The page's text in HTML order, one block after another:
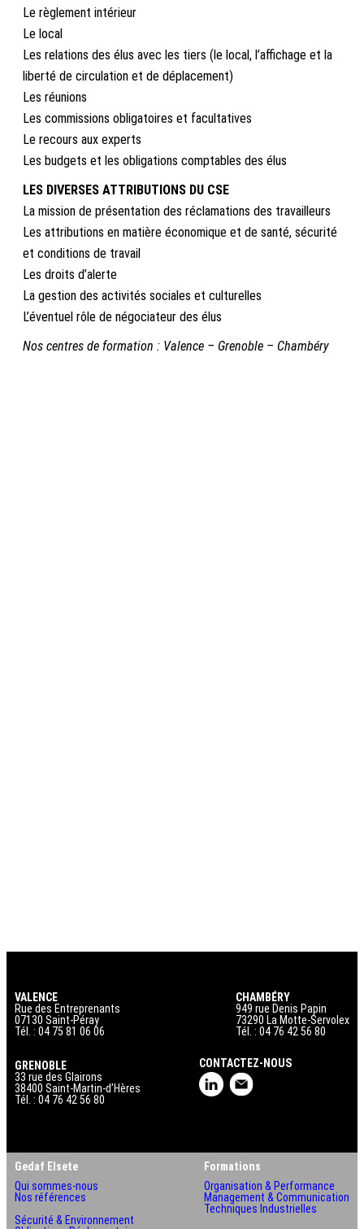
Le règlement intérieur
Le local
Les relations des élus avec les tiers (le local, l’affichage et la
liberté de circulation et de déplacement)
Les réunions
Les commissions obligatoires et facultatives
Le recours aux experts
Les budgets et les obligations comptables des élus
LES DIVERSES ATTRIBUTIONS DU CSE
La mission de présentation des réclamations des travailleurs
Les attributions en matière économique et de santé, sécurité
et conditions de travail
Les droits d’alerte
La gestion des activités sociales et culturelles
L’éventuel rôle de négociateur des élus
Nos centres de formation : Valence – Grenoble – Chambéry
VALENCE
Rue des Entreprenants
07130 Saint-Péray
Tél. : 04 75 81 06 06
CHAMBÉRY
949 rue Denis Papin
73290 La Motte-Servolex
Tél. : 04 76 42 56 80
GRENOBLE
33 rue des Glairons
38400 Saint-Martin-d’Hères
Tél. : 04 76 42 56 80
CONTACTEZ-NOUS
Gedaf Elsete
Qui sommes-nous
Nos références
Formations
Organisation & Performance
Management & Communication
Techniques Industrielles
Sécurité & Environnement